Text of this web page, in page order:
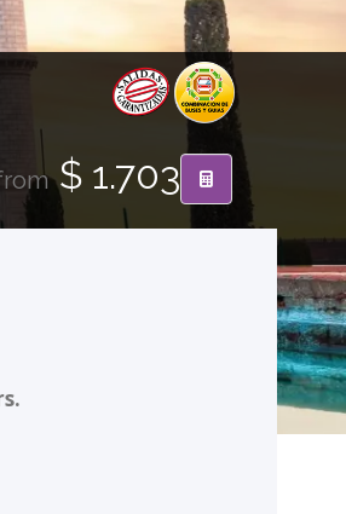
$ 1.703